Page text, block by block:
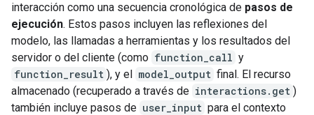
interacción como una secuencia cronológica de pasos de
ejecución. Estos pasos incluyen las reflexiones del
modelo, las llamadas a herramientas y los resultados del
servidor o del cliente (como function_call y
function_result ), y el model_output final. El recurso
almacenado (recuperado a través de interactions.get )
también incluye pasos de user_input para el contexto